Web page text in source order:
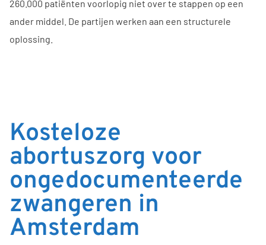
260.000 patiënten voorlopig niet over te stappen op een
ander middel. De partijen werken aan een structurele
oplossing.
Kosteloze
abortuszorg voor
ongedocumenteerde
zwangeren in
Amsterdam